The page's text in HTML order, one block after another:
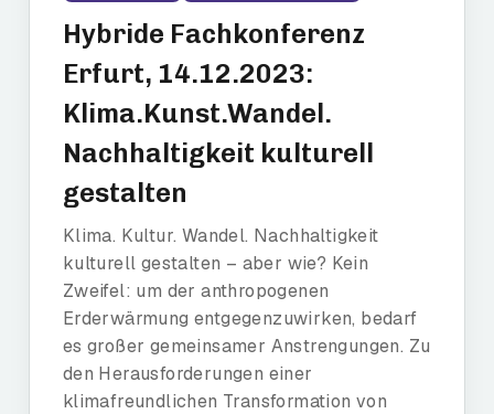
Hybride Fachkonferenz
Erfurt, 14.12.2023:
Klima.Kunst.Wandel.
Nachhaltigkeit kulturell
gestalten
Klima. Kultur. Wandel. Nachhaltigkeit
kulturell gestalten – aber wie? Kein
Zweifel: um der anthropogenen
Erderwärmung entgegenzuwirken, bedarf
es großer gemeinsamer Anstrengungen. Zu
den Herausforderungen einer
klimafreundlichen Transformation von